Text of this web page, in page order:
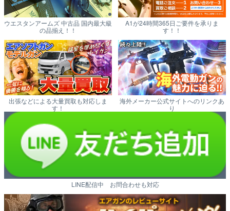
ウエスタンアームズ 中古品 国内最大級
の品揃え！！
A1が24時間365日ご要件を承りま
す！！
出張などによる大量買取も対応しま
す！
海外メーカー公式サイトへのリンクあ
り
LINE配信中 お問合わせも対応